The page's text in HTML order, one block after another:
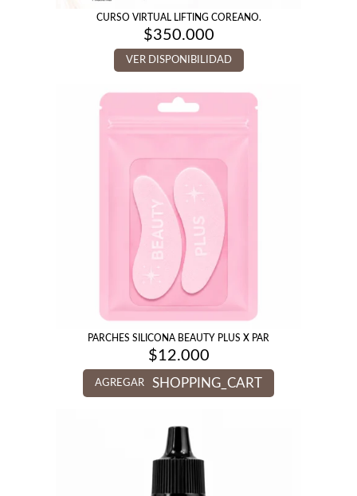
CURSO VIRTUAL LIFTING COREANO.
$350.000
VER DISPONIBILIDAD
PARCHES SILICONA BEAUTY PLUS X PAR
$12.000
AGREGAR SHOPPING_CART